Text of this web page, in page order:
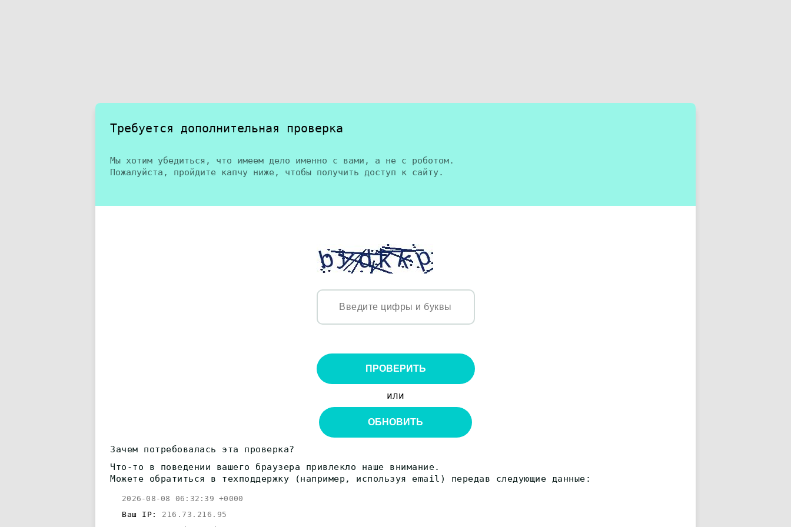
Требуется дополнительная проверка
Мы хотим убедиться, что имеем дело именно с вами, а не с роботом.
Пожалуйста, пройдите капчу ниже, чтобы получить доступ к сайту.
ПРОВЕРИТЬ
или
ОБНОВИТЬ
Зачем потребовалась эта проверка?
Что-то в поведении вашего браузера привлекло наше внимание.
Можете обратиться в техподдержку (например, используя email) передав следующие данные:
2026-08-08 06:32:39 +0000
Ваш IP: 216.73.216.95